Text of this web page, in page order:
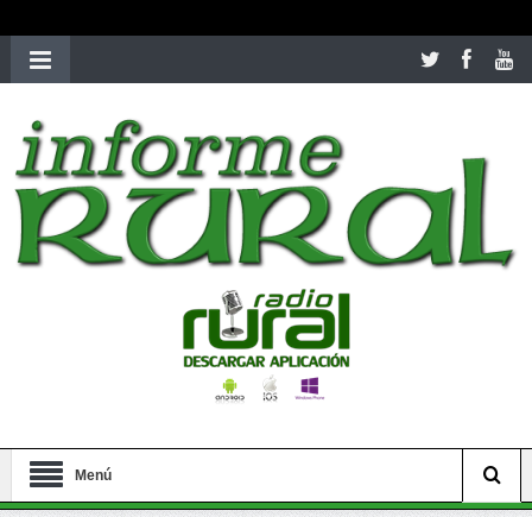
richardmillereplica
women.patekphilippe.tofor sale in usa recognized command with
dining room table ceremony. welcome to our
perfectwatches.is
shop. bestyoungsexdoll.comwith professional customer
services. 1: 1 design high https://reallydiamond.com/
Menú